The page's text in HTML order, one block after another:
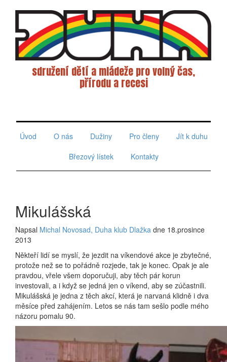
sdružení dětí a mládeže pro volný čas,
přírodu a recesi
Úvod
O nás Dužiny Pro členy
Jít k duhu
Březový lístek
Kontakty
Mikulášská
Napsal Michal Novosad, Duha klub Dlažka dne 18.prosince
2013
Někteří lidí se myslí, že jezdit na víkendové akce je zbytečné,
protože než se to pořádně rozjede, tak je konec. Opak je ale
pravdou, vřele všem doporučuji, aby těch pár korun
investovali, a i když se jedná jen o víkend, aby se zúčastnili.
Mikulášská je jedna z těch akcí, která je narvaná klidně i dva
měsíce před zahájením. Letos se nás tam sešlo podle mého
názoru pomalu 90.